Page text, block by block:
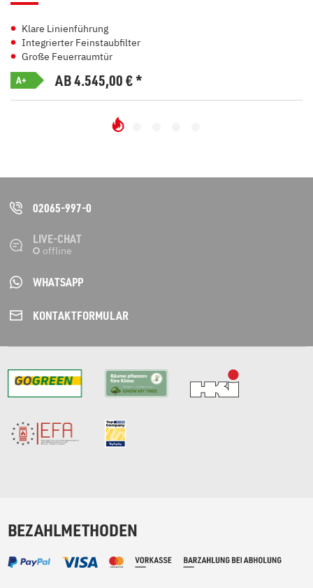
Klare Linienführung
Integrierter Feinstaubfilter
Große Feuerraumtür
A+ AB 4.545,00€*
02065-997-0
LIVE-CHAT
WHATSAPP
KONTAKT­FORMULAR
BEZAHLMETHODEN